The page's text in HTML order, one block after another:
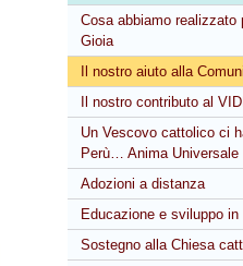
Cosa abbiamo realizzato
Gioia
Il nostro aiuto alla
Il nostro contributo al
Un Vescovo cattolico ci
Perù… Anima Universale
Adozioni a distanza
Educazione e sviluppo in
Sostegno alla Chiesa